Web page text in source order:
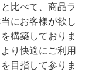
比べて、商品ラ
にお客様が欲し
構築しておりま
り快適にご利用
目指して参りま